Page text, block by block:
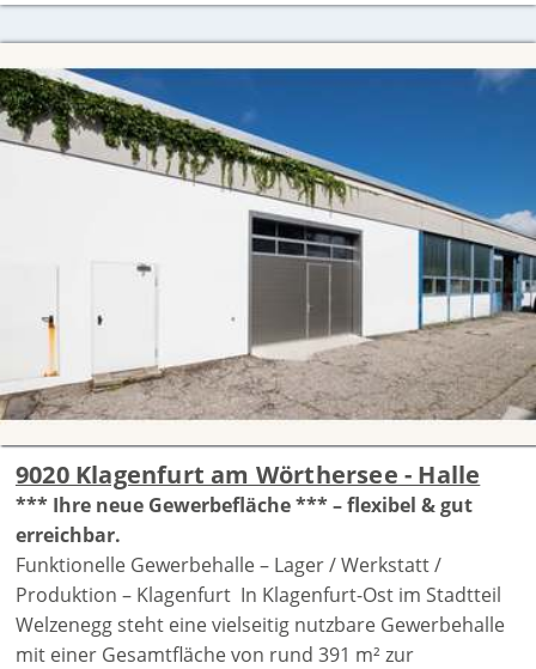
9020 Klagenfurt am Wörthersee - Halle
*** Ihre neue Gewerbefläche *** – flexibel & gut
erreichbar.
Funktionelle Gewerbehalle – Lager / Werkstatt /
Produktion – Klagenfurt In Klagenfurt-Ost im Stadtteil
Welzenegg steht eine vielseitig nutzbare Gewerbehalle
mit einer Gesamtfläche von rund 391 m² zur